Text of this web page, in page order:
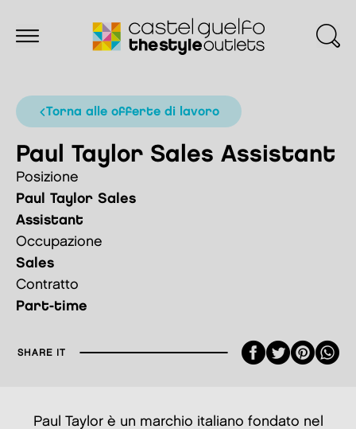
torna alle offerte di lavoro
Paul Taylor Sales Assistant
Posizione
Paul Taylor Sales
Assistant
Occupazione
Sales
Contratto
Part-time
SHARE IT
Paul Taylor è un marchio italiano fondato nel